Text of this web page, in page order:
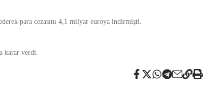
para cezasını 4,1 milyar euroya indirmişti.
karar verdi.